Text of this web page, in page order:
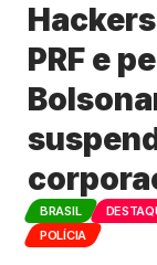
PRF e
BRASIL
POLÍCIA